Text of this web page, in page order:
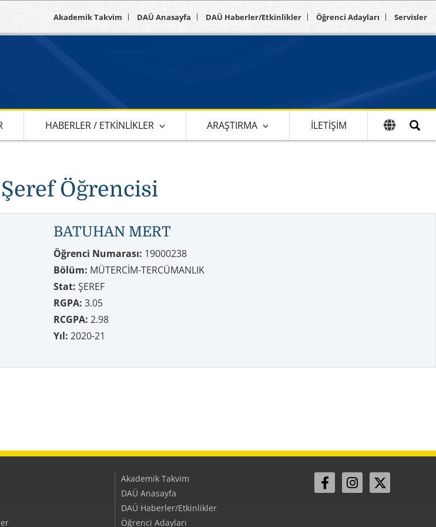
Akademik Takvim DAÜ Anasayfa DAÜ Haberler/Etkinlikler Öğrenci Adayları Servisler
HABERLER / ETKINLIKLER ARAŞTIRMA İLETIŞIM
Öğrencisi
BATUHAN MERT
Öğrenci Numarası: 19000238
Bölüm: MÜTERCİM-TERCÜMANLIK
Stat: ŞEREF
RGPA: 3.05
RCGPA: 2.98
Yıl: 2020-21
Akademik Takvim
DAÜ Anasayfa
DAÜ Haberler/Etkinlikler
Öğrenci Adayları